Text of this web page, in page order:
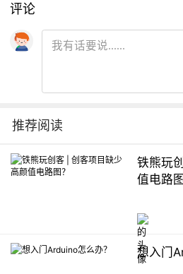
评论
推荐阅读
铁熊玩
值电路图
想入门